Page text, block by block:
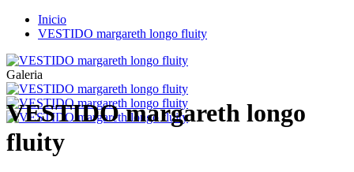
Inicio
VESTIDO margareth longo fluity
Galeria
VESTIDO margareth longo
fluity